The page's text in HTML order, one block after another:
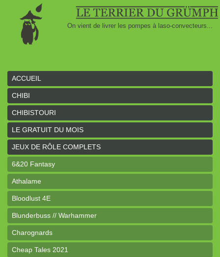
On vient de livrer les pompes à laso-convecteurs...
ACCUEIL
CHIBI
CHIBISTOURI
LE GRATUIT DU MOIS
JEUX DE RÔLE COMPLETS
6&20 Fantasy
Athalame
Bloodlust 4E
Blunderbuss // Warhammer
Charognards
Cheap Tales 2021